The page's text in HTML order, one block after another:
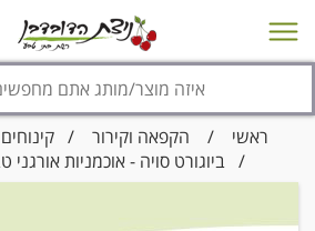
מבצעים סניפים צור קשר/
ראשי / הקפאה וקירור /
/ ביוגורט סויה - אוכמניות אורגני